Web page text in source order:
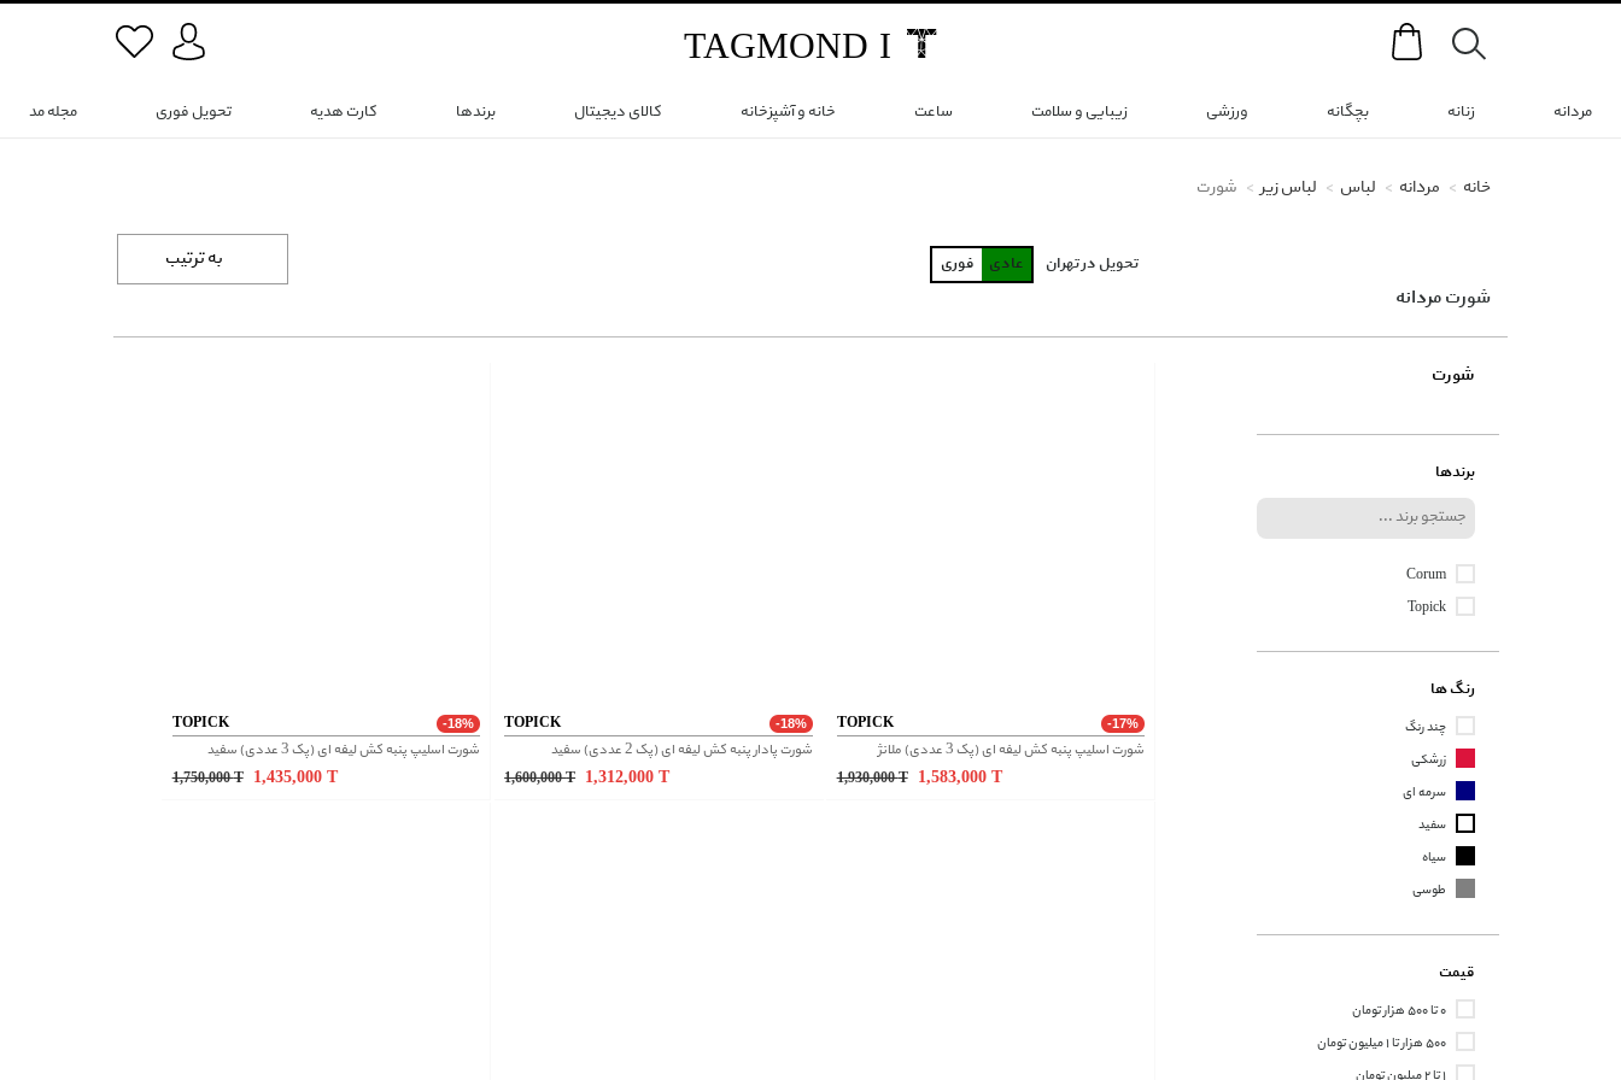
Search
TAGMOND I
مردانه زنانه بچگانه ورزشی زیبایی و سلامت ساعت خانه و آشپزخانه کالای دیجیتال برندها کارت هدیه تحویل فوری مجله مد
تحویل در تهران عادی فوری به ترتیب
خانه مردانه لباس لباس زیر شورت
شورت مردانه
TOPICK -18%
شورت اسلیپ پنبه کش لیفه ای (پک 3 عددی) سفید
1,750,000T 1,435,000 T
TOPICK -18%
شورت پادار پنبه کش لیفه ای (پک 2 عددی) سفید
1,600,000T 1,312,000T
TOPICK -17%
شورت اسلیپ پنبه کش لیفه ای (پک 3 عددی) ملانژ
1,930,000T 1,583,000 T
شورت
برندها
Corum
Topick
رنگ ها
چند رنگ
زرشکی
سرمه ای
سفید
سیاه
طوسی
قیمت
۰ تا ۵۰۰ هزار تومان
۵۰۰ هزار تا ۱ میلیون تومان